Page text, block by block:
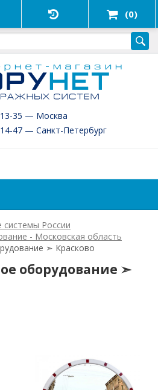
(0)
35 — Москва
47 — Санкт-Петербург
России
- Московская область
➣ Красково
оборудование ➣